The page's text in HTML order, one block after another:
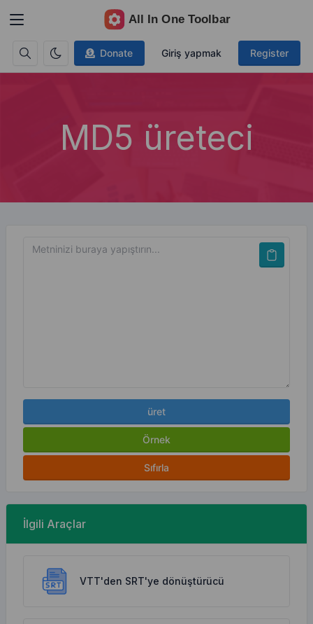
Donate Giriş yapmak Register
MD5 üreteci
üret
Örnek
Sıfırla
İlgili Araçlar
VTT'den SRT'ye dönüştürücü